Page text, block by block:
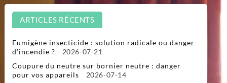
ARTICLES RÉCENTS
Fumigène insecticide : solution radicale ou danger
d’incendie ?
2026-07-21
Coupure du neutre sur bornier neutre : danger
pour vos appareils
2026-07-14